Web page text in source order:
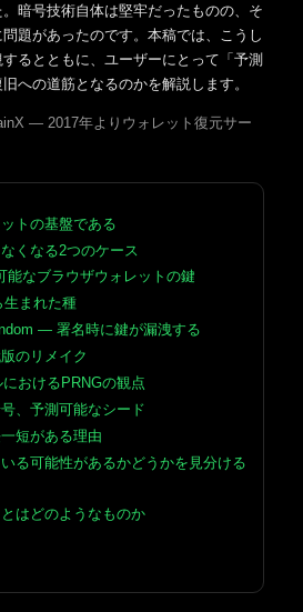
暗号技術自体は堅牢だったものの、そ
題があったのです。本稿では、こうし
るとともに、ユーザーにとって「予測
への道筋となるのかを解説します。
— 2017年よりウォレット復元サー
トの基盤である
くなる2つのケース
なブラウザウォレットの鍵
まれた種
— 署名時に鍵が漏洩する
のリメイク
おけるPRNGの観点
、予測可能なシード
短がある理由
る可能性があるかどうかを見分ける
はどのようなものか